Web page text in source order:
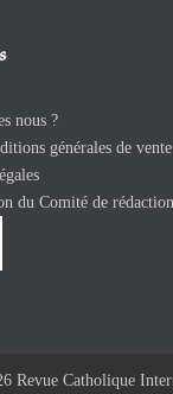
nous ?
générales de vente
du Comité de rédaction
Revue Catholique